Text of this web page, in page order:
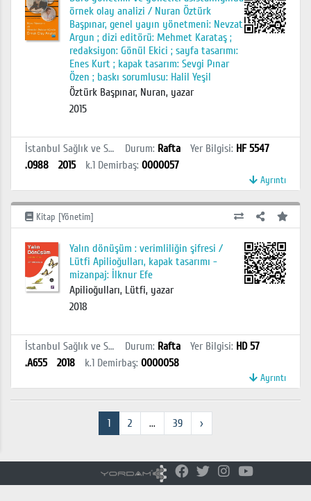
örnek olay analizi / Nuran Öztürk
Başpınar, genel yayın yönetmeni: Nevzat
Argun ; dizi editörü: Mehmet Karataş ;
redaksiyon: Gönül Ekici ; sayfa tasarımı:
Enes Kurt ; kapak tasarım: Sevgi Pınar
Özen ; baskı sorumlusu: Halil Yeşil
Öztürk Başpınar, Nuran, yazar
2015
İstanbul Sağlık ve Sosyal Bilimler MYO Kütüphanesi Durum: Rafta Yer Bilgisi: HF 5547
.O988
2015 k.1 Demirbaş: 0000057
Ayrıntı
Kitap [Yönetim]
Yalın dönüşüm : verimliliğin şifresi /
Lütfi Apilioğulları, kapak tasarımı -
mizanpaj: İlknur Efe
Apilioğulları, Lütfi, yazar
2018
İstanbul Sağlık ve Sosyal Bilimler MYO Kütüphanesi Durum: Rafta Yer Bilgisi: HD 57
.A655
2018 k.1 Demirbaş: 0000058
Ayrıntı
1 2 ... 39 ›